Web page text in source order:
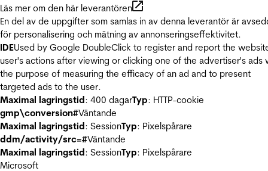
Läs mer om den här leverantören
En del av de uppgifter som samlas in av denna leverantör är
för personalisering och mätning av annonseringseffektivitet.
IDEUsed by Google DoubleClick to register and report the
user's actions after viewing or clicking one of the advertiser's ads
the purpose of measuring the efficacy of an ad and to present
targeted ads to the user.
Maximal lagringstid: 400 dagarTyp: HTTP-cookie
gmp\conversion#Väntande
Maximal lagringstid: SessionTyp: Pixelspårare
ddm/activity/src=#Väntande
Maximal lagringstid: SessionTyp: Pixelspårare
Microsoft